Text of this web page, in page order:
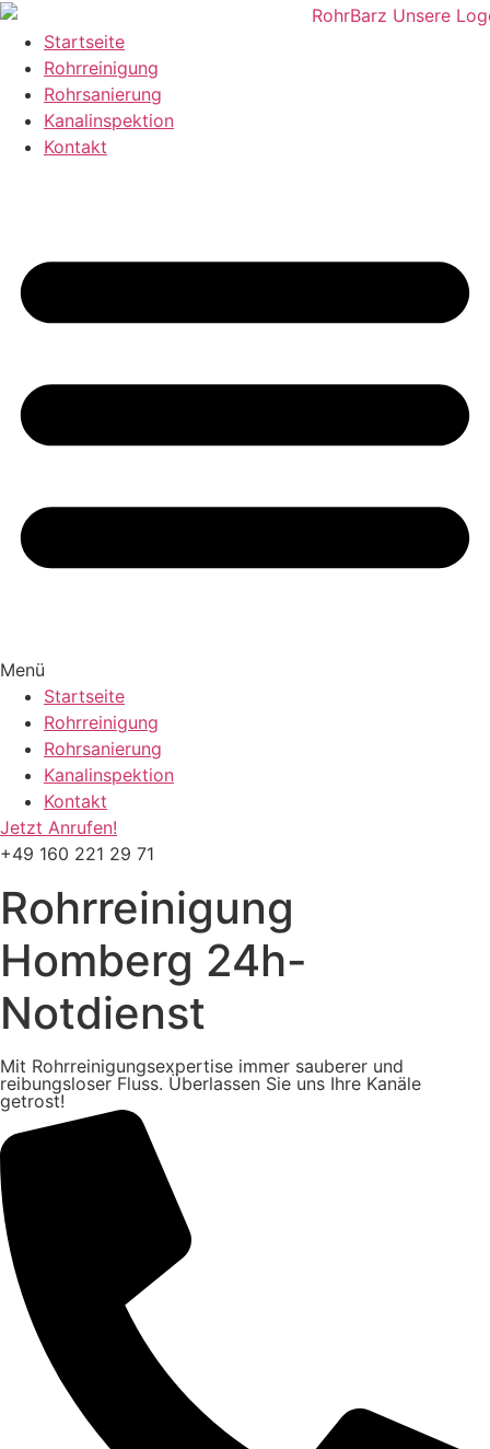
Zum
Inhalt
wechseln
Startseite
Rohrreinigung
Rohrsanierung
Kanalinspektion
Kontakt
Menü
Startseite
Rohrreinigung
Rohrsanierung
Kanalinspektion
Kontakt
Jetzt Anrufen!
+49 160 221 29 71
Rohrreinigung
Homberg 24h-
Notdienst
Mit Rohrreinigungsexpertise immer sauberer und
reibungsloser Fluss. Überlassen Sie uns Ihre Kanäle
getrost!